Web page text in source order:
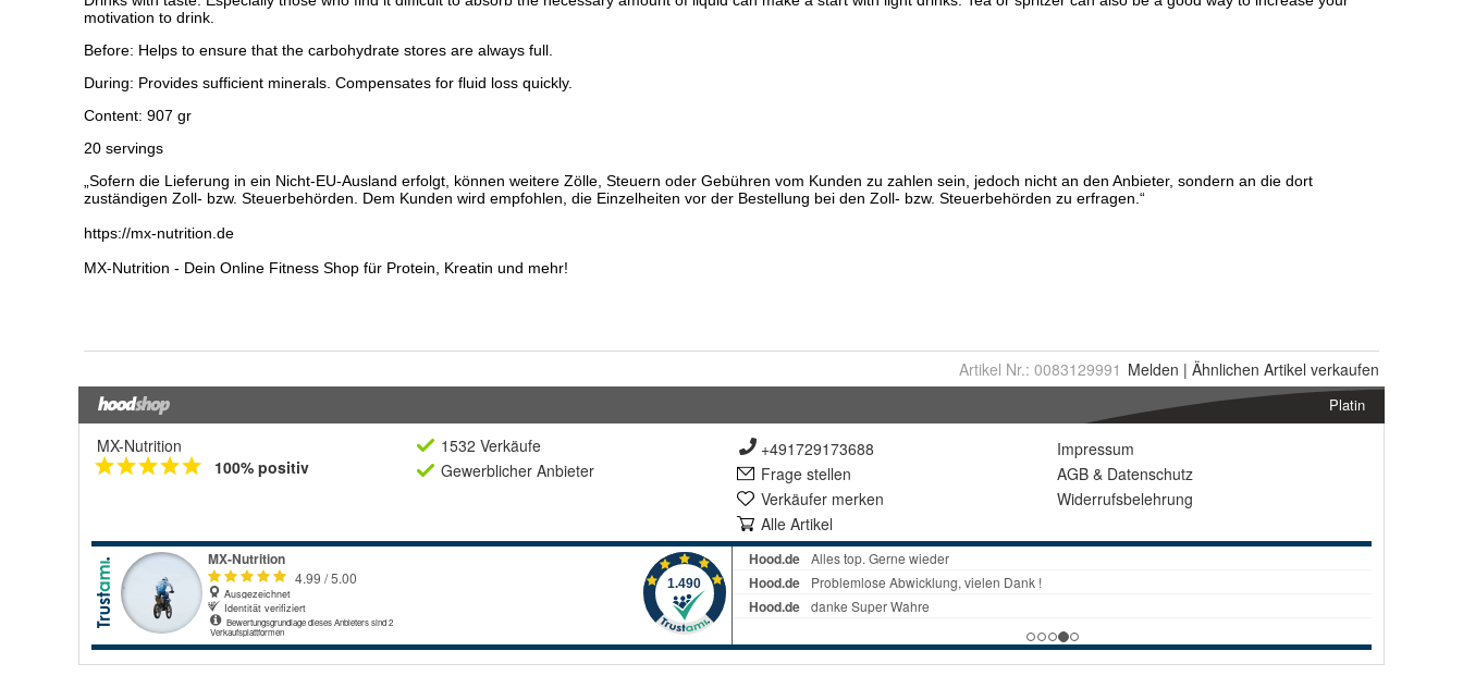
Artikel Nr.: 0083129991 Melden | Ähnlichen Artikel verkaufen
Platin
MX-Nutrition
100% positiv
1532 Verkäufe
Gewerblicher Anbieter
+491729173688
Frage stellen
Verkäufer merken
Alle Artikel
Impressum
AGB & Datenschutz
Widerrufsbelehrung